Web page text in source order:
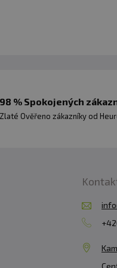
Kreatin je svalový
PRO KAŽDÉHO?
prakticky každý
nedostatku dat o
98 % Spokojených
Zlaté Ověřeno zákazníky od